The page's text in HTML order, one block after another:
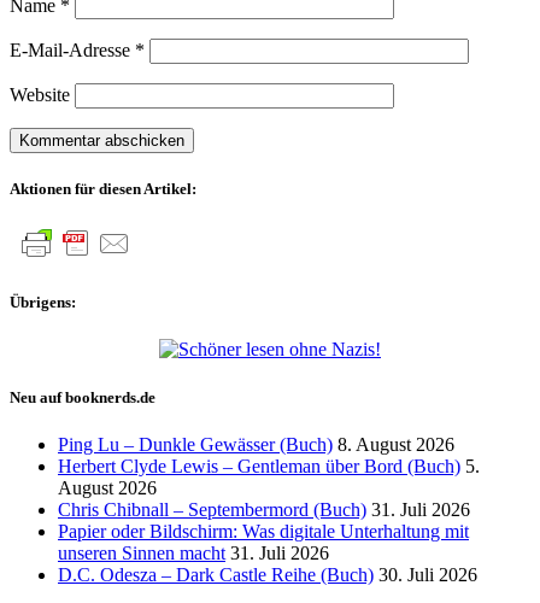
Name *
E-Mail-Adresse *
Website
Aktionen für diesen Artikel:
Übrigens:
Neu auf booknerds.de
Ping Lu – Dunkle Gewässer (Buch) 8. August 2026
Herbert Clyde Lewis – Gentleman über Bord (Buch) 5.
August 2026
Chris Chibnall – Septembermord (Buch) 31. Juli 2026
Papier oder Bildschirm: Was digitale Unterhaltung mit
unseren Sinnen macht 31. Juli 2026
D.C. Odesza – Dark Castle Reihe (Buch) 30. Juli 2026